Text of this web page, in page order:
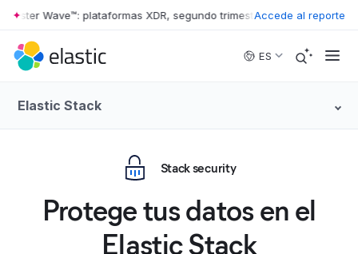
Skip to main content
Wave™: plataformas XDR, segundo trimestre de 2026 • The
Accede al reporte
ES
Elastic Stack
Stack security
Protege tus datos en el
Elastic Stack